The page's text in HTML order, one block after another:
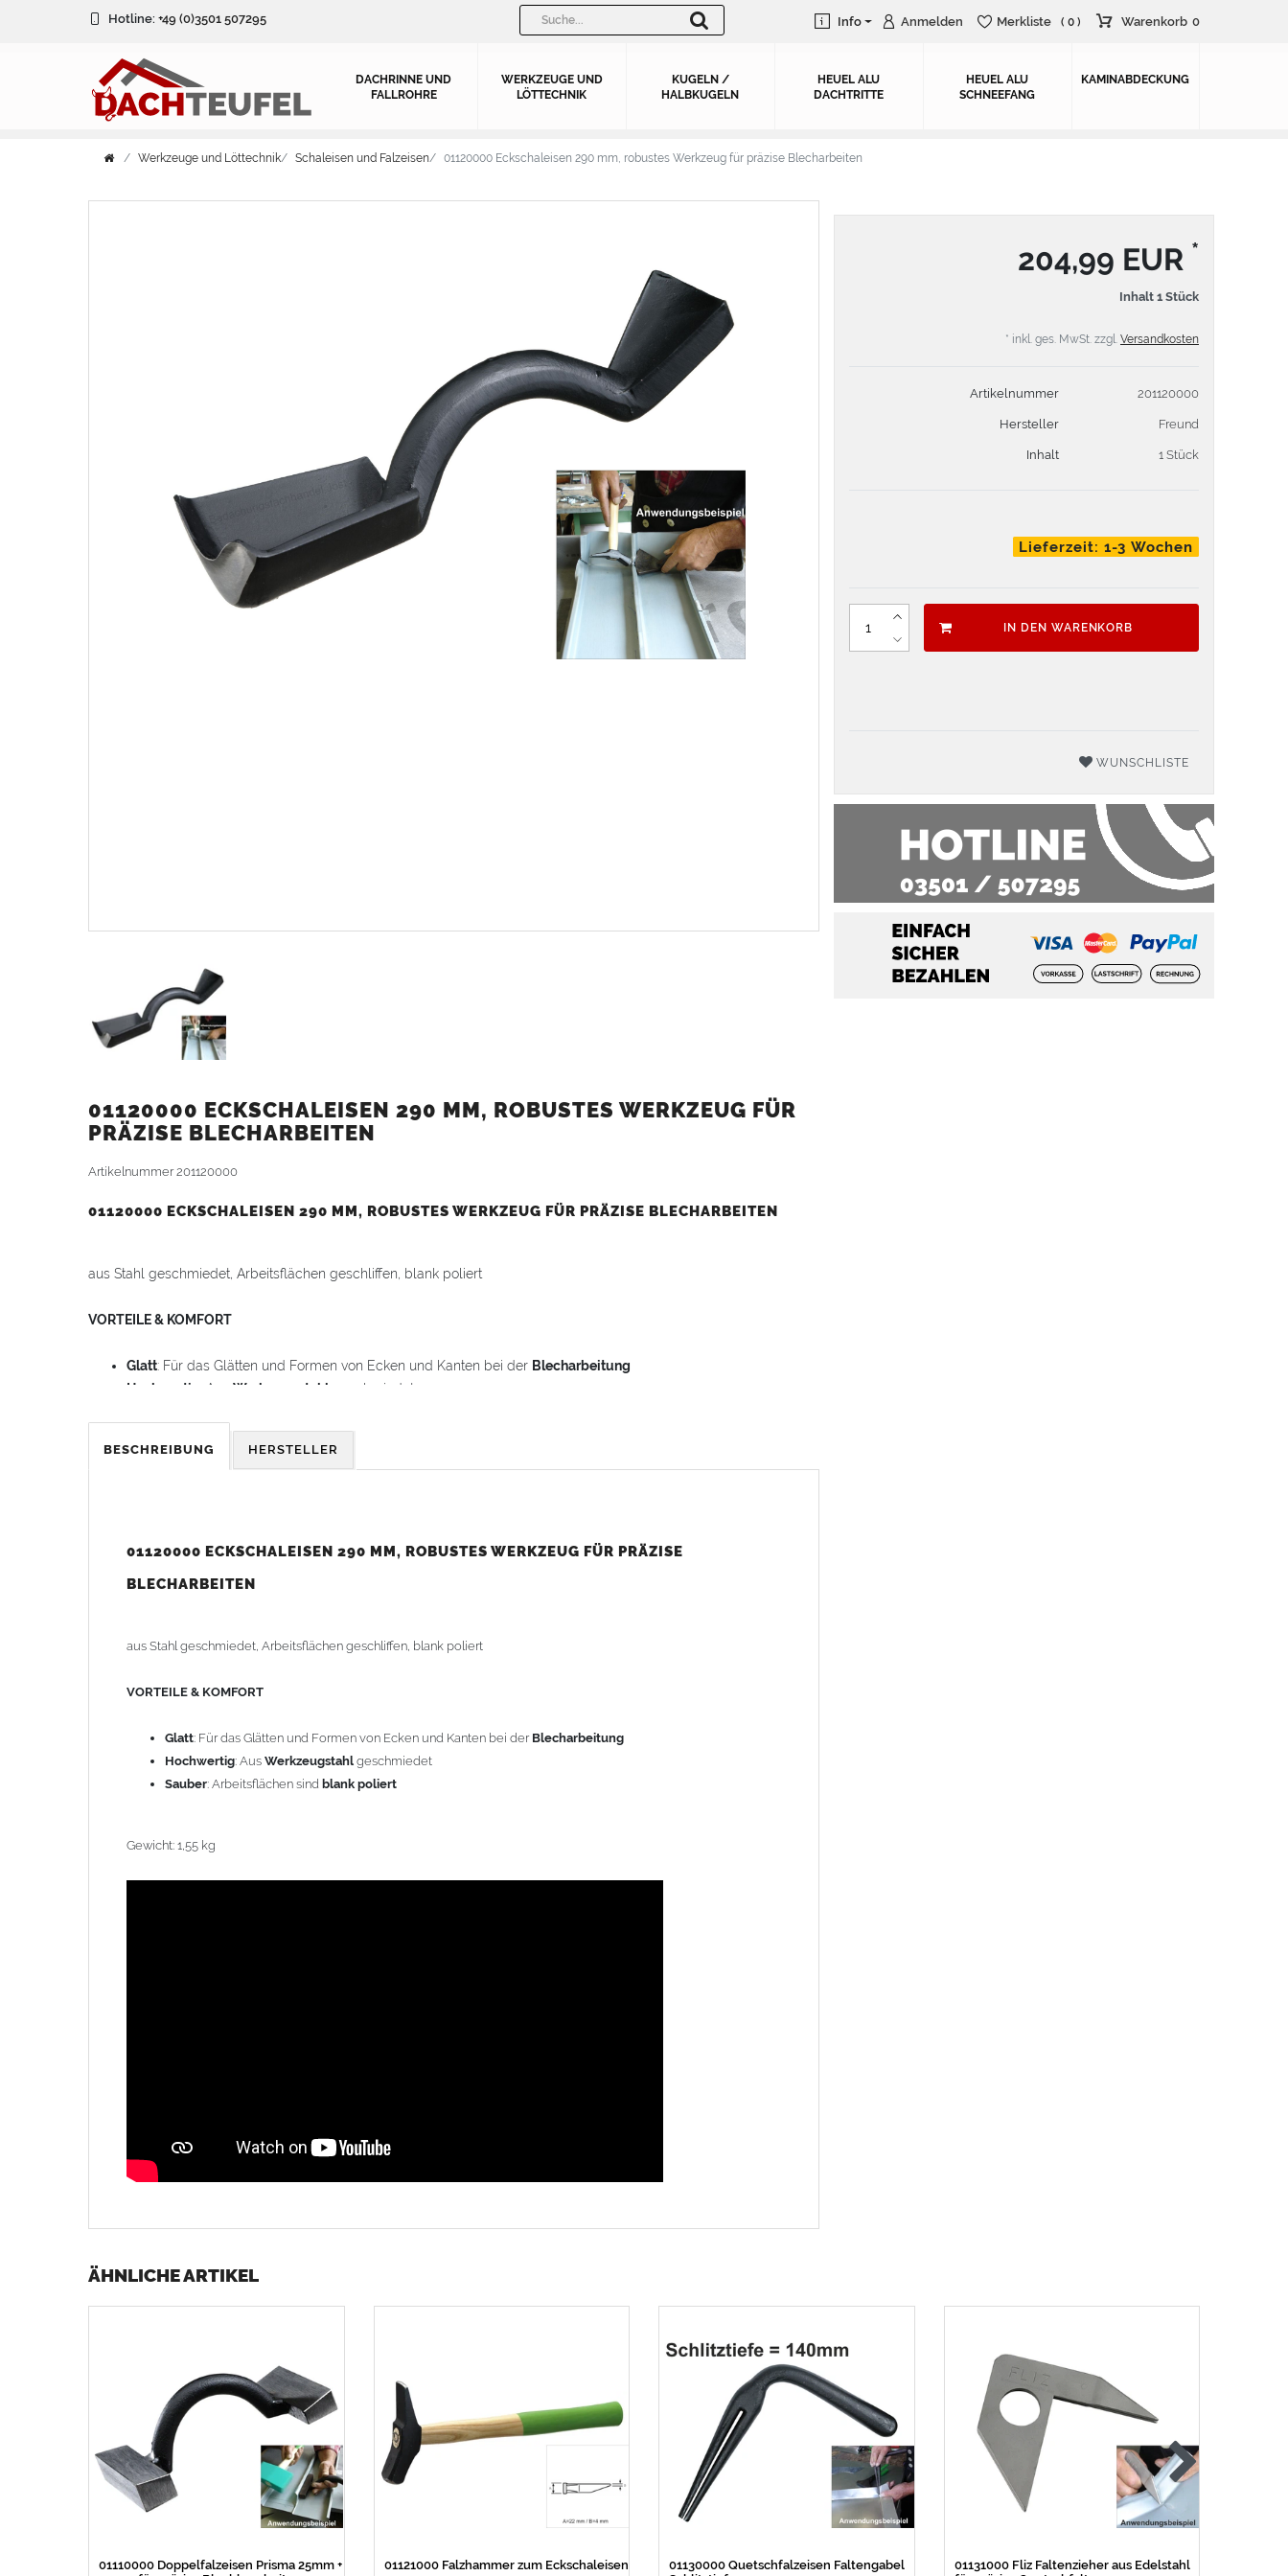
Hotline: +49 (0)3501 507295 Info Anmelden Merkliste ( 0 ) Warenkorb 0
DACHRINNE UND
FALLROHRE
WERKZEUGE UND
LÖTTECHNIK
KUGELN /
HALBKUGELN
HEUEL ALU
DACHTRITTE
HEUEL ALU
SCHNEEFANG
KAMINABDECKUNG
Werkzeuge und Löttechnik Schaleisen und Falzeisen 01120000 Eckschaleisen 290 mm, robustes Werkzeug für präzise Blecharbeiten
204,99 EUR *
Inhalt 1 Stück
* inkl. ges. MwSt. zzgl. Versandkosten
Artikelnummer 201120000
Hersteller Freund
Inhalt 1 Stück
Lieferzeit: 1-3 Wochen
IN DEN WARENKORB
WUNSCHLISTE
01120000 ECKSCHALEISEN 290 MM, ROBUSTES WERKZEUG FÜR
PRÄZISE BLECHARBEITEN
Artikelnummer201120000
01120000 ECKSCHALEISEN 290 MM, ROBUSTES WERKZEUG FÜR PRÄZISE BLECHARBEITEN
aus Stahl geschmiedet, Arbeitsflächen geschliffen, blank poliert
VORTEILE & KOMFORT
Glatt: Für das Glätten und Formen von Ecken und Kanten bei der Blecharbeitung
Hochwertig
: Aus Werkzeugstahl geschmiedet
BESCHREIBUNG HERSTELLER
01120000 ECKSCHALEISEN 290 MM, ROBUSTES WERKZEUG FÜR PRÄZISE
BLECHARBEITEN
aus Stahl geschmiedet, Arbeitsflächen geschliffen, blank poliert
VORTEILE & KOMFORT
Glatt: Für das Glätten und Formen von Ecken und Kanten bei der Blecharbeitung
Hochwertig: Aus Werkzeugstahl geschmiedet
Sauber: Arbeitsflächen sind blank poliert
Gewicht: 1,55 kg
ÄHNLICHE ARTIKEL
01110000 Doppelfalzeisen Prisma 25mm +
01121000 Falzhammer zum Eckschaleisen
01130000 Quetschfalzeisen Faltengabel
01131000 Fliz Faltenzieher aus Edelstahl